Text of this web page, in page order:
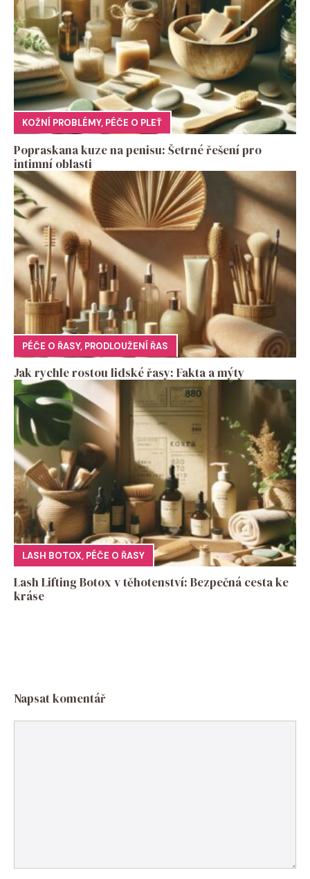
KOŽNÍ PROBLÉMY, PÉČE O PLEŤ
Popraskana kuze na penisu: Šetrné řešení pro
intimní oblasti
PÉČE O ŘASY, PRODLOUŽENÍ ŘAS
Jak rychle rostou lidské řasy: Fakta a mýty
LASH BOTOX, PÉČE O ŘASY
Lash Lifting Botox v těhotenství: Bezpečná cesta ke
kráse
Napsat komentář